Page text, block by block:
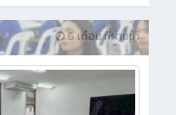
6 เดือน ที่ผ่านมา